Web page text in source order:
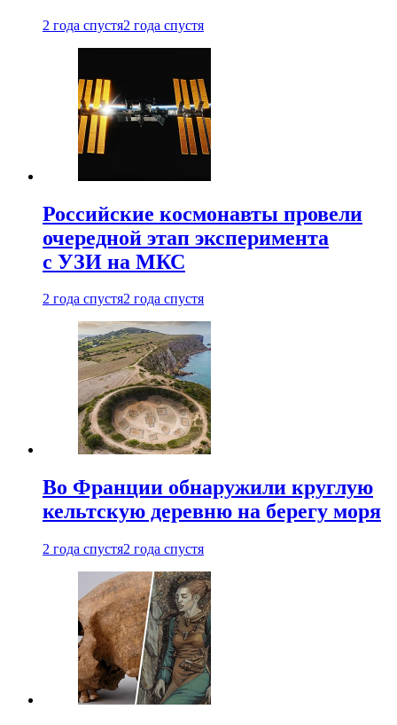
2 года спустя2 года спустя
Российские космонавты провели
очередной этап эксперимента
с УЗИ на МКС
2 года спустя2 года спустя
Во Франции обнаружили круглую
кельтскую деревню на берегу моря
2 года спустя2 года спустя